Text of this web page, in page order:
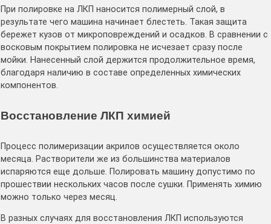
При полировке на ЛКП наносится полимерный слой, в
результате чего машина начинает блестеть. Такая защита
бережет кузов от микроповреждений и осадков. В сравнении с
восковым покрытием полировка не исчезает сразу после
мойки. Нанесенный слой держится продолжительное время,
благодаря наличию в составе определенных химических
компонентов.
Восстановление ЛКП химией
Процесс полимеризации акрилов осуществляется около
месяца. Растворители же из большинства материалов
испаряются еще дольше. Полировать машину допустимо по
прошествии нескольких часов после сушки. Применять химию
можно только через месяц.
В разных случаях для восстановления ЛКП используются